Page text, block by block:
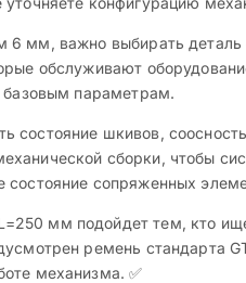
мм, важно выбирать деталь
обслуживают
базовым параметрам.
состояние шкивов,
сборки, чтобы
сопряженных
мм подойдет тем, кто
ремень стандарта
механизма. ✅